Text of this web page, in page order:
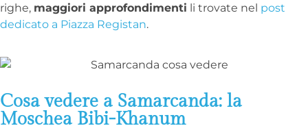
righe, maggiori approfondimenti li trovate nel post
dedicato a Piazza Registan.
Cosa vedere a Samarcanda: la
Moschea Bibi-Khanum